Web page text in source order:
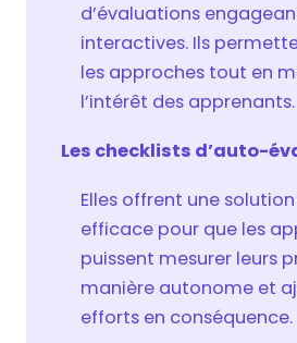
d’évaluations
interactives. Ils
les approches tout en
l’intérêt des apprenants.
Les checklists d’auto-
Elles offrent une
efficace pour que les
puissent mesurer leurs
manière autonome et
efforts en conséquence.